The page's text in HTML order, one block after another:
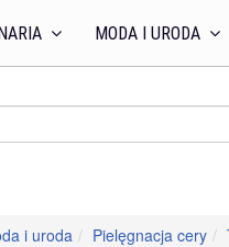
MODA I URODA
i uroda Pielęgnacja cery